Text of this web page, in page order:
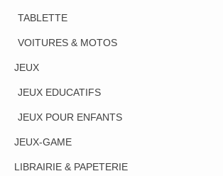
TABLETTE
VOITURES & MOTOS
JEUX
JEUX EDUCATIFS
JEUX POUR ENFANTS
JEUX-GAME
LIBRAIRIE & PAPETERIE